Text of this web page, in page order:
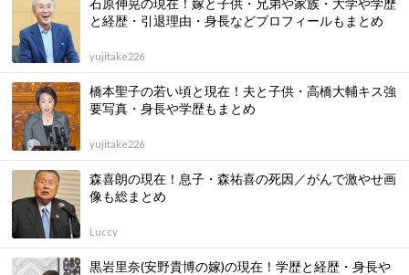
石原伸晃の現在！嫁と子供・兄弟や家族・大学や学歴
と経歴・引退理由・身長などプロフィールもまとめ
yujitake226
橋本聖子の若い頃と現在！夫と子供・高橋大輔キス強
要写真・身長や学歴もまとめ
yujitake226
森喜朗の現在！息子・森祐喜の死因／がんで激やせ画
像も総まとめ
Luccy
黒岩里奈(安野貴博の嫁)の現在！学歴と経歴・身長や